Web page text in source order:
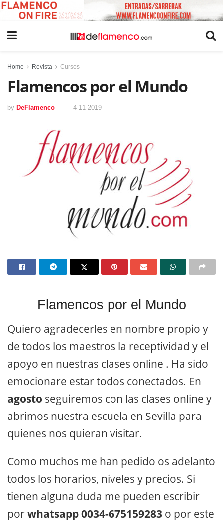
Home Revista Cursos
Flamencos por el Mundo
by DeFlamenco 4 11 2019
Flamencos por el Mundo
Quiero agradecerles en nombre propio y
de todos los maestros la receptividad y el
apoyo en nuestras clases online . Ha sido
emocionare estar todos conectados. En
agosto seguiremos con las clases online y
abrimos nuestra escuela en Sevilla para
quienes nos quieran visitar.
Como muchos me han pedido os adelanto
todos los horarios, niveles y precios. Si
tienen alguna duda me pueden escribir
porwhatsapp 0034-675159283 o por este